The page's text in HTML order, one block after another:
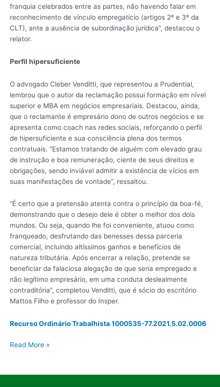
franquia celebrados entre as partes, não havendo falar em
reconhecimento de vínculo empregatício (artigos 2º e 3º da
CLT), ante a ausência de subordinação jurídica”, destacou o
relator.
Perfil hipersuficiente
O advogado Cleber Venditti, que representou a Prudential,
lembrou que o autor da reclamação possui formação em nível
superior e MBA em negócios empresariais. Destacou, ainda,
que o reclamante é empresário dono de outros negócios e se
apresenta como coach nas redes sociais, reforçando o perfil
de hipersuficiente e sua consciência plena dos termos
contratuais. “Estamos tratando de alguém com elevado grau
de instrução e boa remuneração, ciente de seus direitos e
obrigações, sendo inviável admitir a existência de vícios em
suas manifestações de vontade”, ressaltou.
“É certo que a pretensão atenta contra o princípio da boa-fé,
demonstrando que o desejo dele é obter o melhor dos dois
mundos. Ou seja, quando lhe foi conveniente, atuou como
franqueado, desfrutando das benesses dessa parceria
comercial, incluindo altíssimos ganhos e benefícios de
natureza tributária. Após encerrar a relação, pretende se
beneficiar da falaciosa alegação de que seria empregado e
não legítimo empresário, em uma conduta deslealmente
contraditória”, completou Venditti, que é sócio do escritório
Mattos Filho e professor do Insper.
Recurso Ordinário Trabalhista 1000535-77.2021.5.02.0006
Read More »